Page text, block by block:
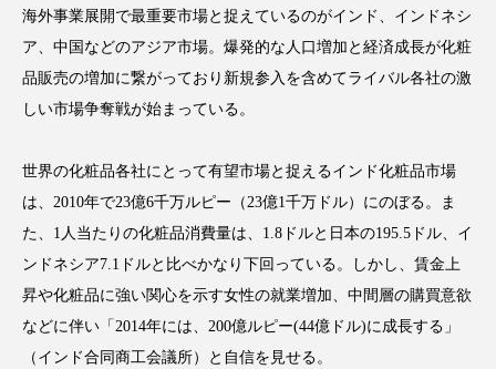
がもたらす可能性とこれから
都市型スパ――身近なウェルネ
2026.08.06
FEATURED 注目の企画
TAG LIST タグ一覧
海外事業展開で最重要市場と捉えているのがインド、インドネシ
ア、中国などのアジア市場。爆発的な人口増加と経済成長が化粧
品販売の増加に繋がっており新規参入を含めてライバル各社の激
しい市場争奪戦が始まっている。
世界の化粧品各社にとって有望市場と捉えるインド化粧品市場
は、2010年で23億6千万ルピー（23億1千万ドル）にのぼる。ま
た、1人当たりの化粧品消費量は、1.8ドルと日本の195.5ドル、イ
ンドネシア7.1ドルと比べかなり下回っている。しかし、賃金上
昇や化粧品に強い関心を示す女性の就業増加、中間層の購買意欲
などに伴い「2014年には、200億ルピー(44億ドル)に成長する」
（インド合同商工会議所）と自信を見せる。